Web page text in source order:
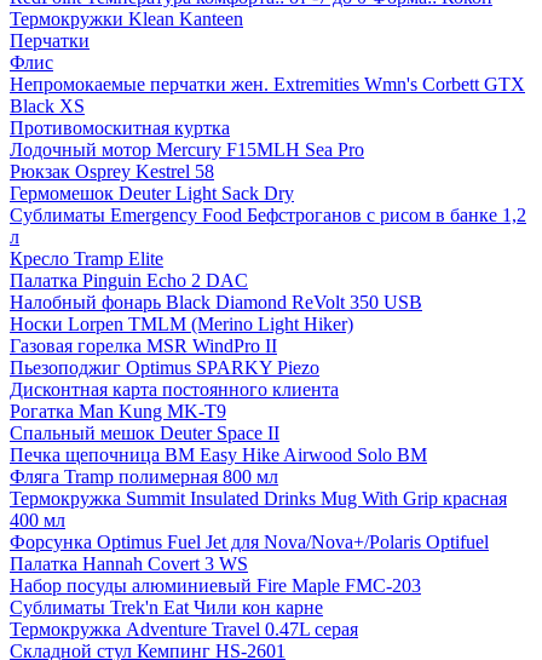
Термокружки Klean Kanteen
Перчатки
Флис
Непромокаемые перчатки жен. Extremities Wmn's Corbett GTX
Black XS
Противомоскитная куртка
Лодочный мотор Mercury F15MLH Sea Pro
Рюкзак Osprey Kestrel 58
Гермомешок Deuter Light Sack Dry
Сублиматы Emergency Food Бефстроганов с рисом в банке 1,2
л
Кресло Tramp Elite
Палатка Pinguin Echo 2 DAC
Налобный фонарь Black Diamond ReVolt 350 USB
Носки Lorpen TMLM (Merino Light Hiker)
Газовая горелка MSR WindPro II
Пьезоподжиг Optimus SPARKY Piezo
Дисконтная карта постоянного клиента
Рогатка Man Kung MK-T9
Спальный мешок Deuter Space II
Печка щепочница BM Easy Hike Airwood Solo BM
Фляга Tramp полимерная 800 мл
Термокружка Summit Insulated Drinks Mug With Grip красная
400 мл
Форсунка Optimus Fuel Jet для Nova/Nova+/Polaris Optifuel
Палатка Hannah Covert 3 WS
Набор посуды алюминиевый Fire Maple FMC-203
Сублиматы Trek'n Eat Чили кон карне
Термокружка Adventure Travel 0.47L серая
Складной стул Кемпинг HS-2601